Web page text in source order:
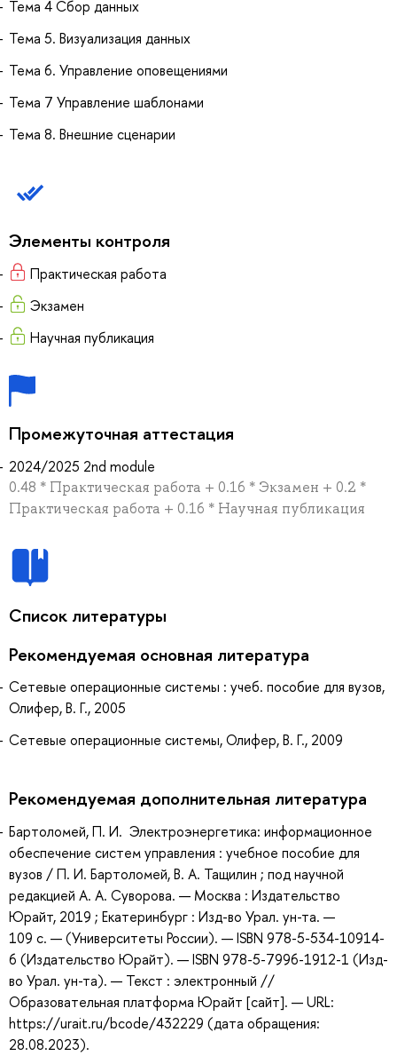
Тема 4 Сбор данных
Тема 5. Визуализация данных
Тема 6. Управление оповещениями
Тема 7 Управление шаблонами
Тема 8. Внешние сценарии
Элементы контроля
Практическая работа
Экзамен
Научная публикация
Промежуточная аттестация
2024/2025 2nd module
0.48 * Практическая работа + 0.16 * Экзамен + 0.2 *
Практическая работа + 0.16 * Научная публикация
Список литературы
Рекомендуемая основная литература
Сетевые операционные системы : учеб. пособие для вузов,
Олифер, В. Г., 2005
Сетевые операционные системы, Олифер, В. Г., 2009
Рекомендуемая дополнительная литература
Бартоломей, П. И. Электроэнергетика: информационное
обеспечение систем управления : учебное пособие для
вузов / П. И. Бартоломей, В. А. Тащилин ; под научной
редакцией А. А. Суворова. — Москва : Издательство
Юрайт, 2019 ; Екатеринбург : Изд-во Урал. ун-та. —
109 с. — (Университеты России). — ISBN 978-5-534-10914-
6 (Издательство Юрайт). — ISBN 978-5-7996-1912-1 (Изд-
во Урал. ун-та). — Текст : электронный //
Образовательная платформа Юрайт [сайт]. — URL:
https://urait.ru/bcode/432229 (дата обращения:
28.08.2023).